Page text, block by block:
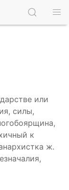
или
силы,
к
ж.